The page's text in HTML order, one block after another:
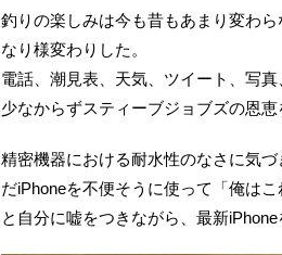
釣りの楽しみは今も昔もあまり変わ
なり様変わりした。
電話、潮見表、天気、ツイート、写
少なからずスティーブジョブズの恩
精密機器における耐水性のなさに気
だiPhoneを不便そうに使って「俺は
と自分に嘘をつきながら、最新iPhone